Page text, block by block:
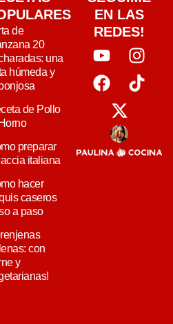
de
20
una
húmeda y
de Pollo
preparar
italiana
hacer
caseros
a paso
con
y
EN LAS
REDES!